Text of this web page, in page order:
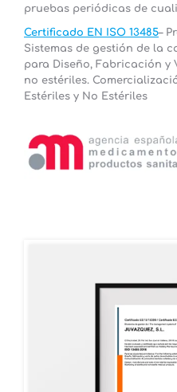
pruebas periódicas de
Certificado EN ISO 13485–
Sistemas de gestión de la
para Diseño, Fabricación y
no estériles.
Estériles y No Estériles